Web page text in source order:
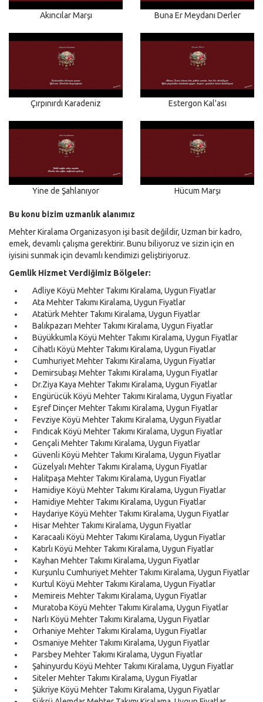
Akıncılar Marşı Buna Er Meydanı Derler
Çırpınırdı Karadeniz Estergon Kal'ası
Yine de Şahlanıyor Hücum Marşı
Bu konu bizim uzmanlık alanımız
Mehter Kiralama Organizasyon işi basit değildir, Uzman bir kadro,
emek, devamlı çalışma gerektirir. Bunu biliyoruz ve sizin için en
iyisini sunmak için devamlı kendimizi geliştiriyoruz.
Gemlik Hizmet Verdiğimiz Bölgeler:
Adliye Köyü Mehter Takımı Kiralama, Uygun Fiyatlar
Ata Mehter Takımı Kiralama, Uygun Fiyatlar
Atatürk Mehter Takımı Kiralama, Uygun Fiyatlar
Balıkpazarı Mehter Takımı Kiralama, Uygun Fiyatlar
Büyükkumla Köyü Mehter Takımı Kiralama, Uygun Fiyatlar
Cihatlı Köyü Mehter Takımı Kiralama, Uygun Fiyatlar
Cumhuriyet Mehter Takımı Kiralama, Uygun Fiyatlar
Demirsubaşı Mehter Takımı Kiralama, Uygun Fiyatlar
Dr.Ziya Kaya Mehter Takımı Kiralama, Uygun Fiyatlar
Engürücük Köyü Mehter Takımı Kiralama, Uygun Fiyatlar
Eşref Dinçer Mehter Takımı Kiralama, Uygun Fiyatlar
Fevziye Köyü Mehter Takımı Kiralama, Uygun Fiyatlar
Fındıcak Köyü Mehter Takımı Kiralama, Uygun Fiyatlar
Gençali Mehter Takımı Kiralama, Uygun Fiyatlar
Güvenli Köyü Mehter Takımı Kiralama, Uygun Fiyatlar
Güzelyalı Mehter Takımı Kiralama, Uygun Fiyatlar
Halitpaşa Mehter Takımı Kiralama, Uygun Fiyatlar
Hamidiye Köyü Mehter Takımı Kiralama, Uygun Fiyatlar
Hamidiye Mehter Takımı Kiralama, Uygun Fiyatlar
Haydariye Köyü Mehter Takımı Kiralama, Uygun Fiyatlar
Hisar Mehter Takımı Kiralama, Uygun Fiyatlar
Karacaali Köyü Mehter Takımı Kiralama, Uygun Fiyatlar
Katırlı Köyü Mehter Takımı Kiralama, Uygun Fiyatlar
Kayhan Mehter Takımı Kiralama, Uygun Fiyatlar
Kurşunlu Cumhuriyet Mehter Takımı Kiralama, Uygun Fiyatlar
Kurtul Köyü Mehter Takımı Kiralama, Uygun Fiyatlar
Memireis Mehter Takımı Kiralama, Uygun Fiyatlar
Muratoba Köyü Mehter Takımı Kiralama, Uygun Fiyatlar
Narlı Köyü Mehter Takımı Kiralama, Uygun Fiyatlar
Orhaniye Mehter Takımı Kiralama, Uygun Fiyatlar
Osmaniye Mehter Takımı Kiralama, Uygun Fiyatlar
Parsbey Mehter Takımı Kiralama, Uygun Fiyatlar
Şahinyurdu Köyü Mehter Takımı Kiralama, Uygun Fiyatlar
Siteler Mehter Takımı Kiralama, Uygun Fiyatlar
Şükriye Köyü Mehter Takımı Kiralama, Uygun Fiyatlar